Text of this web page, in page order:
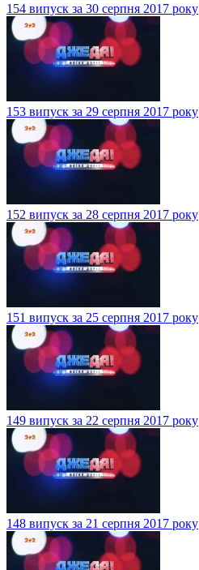
154 випуск за 30 серпня 2017 року
153 випуск за 29 серпня 2017 року
152 випуск за 28 серпня 2017 року
151 випуск за 25 серпня 2017 року
149 випуск за 22 серпня 2017 року
148 випуск за 21 серпня 2017 року